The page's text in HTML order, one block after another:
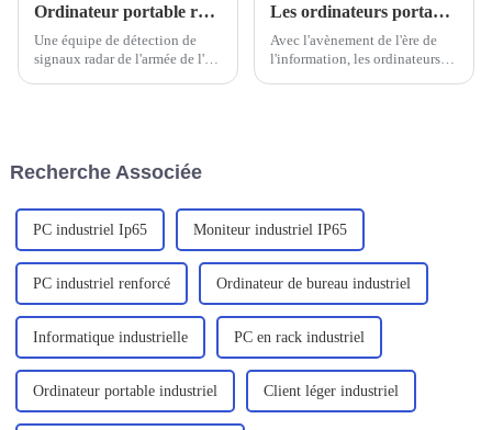
Ordinateur portable robuste Univitech C159 pour le système de détection EMR
Une équipe de détection de
signaux radar de l'armée de l'air
Les ordinateurs portables renforcés nationaux sont-ils fiables ?
Avec l'avènement de l'ère de
l'information, les ordinateurs
leur efficacité...
Recherche Associée
PC industriel Ip65 Moniteur industriel IP65
PC industriel renforcé Ordinateur de bureau industriel
Informatique industrielle PC en rack industriel
Ordinateur portable industriel Client léger industriel